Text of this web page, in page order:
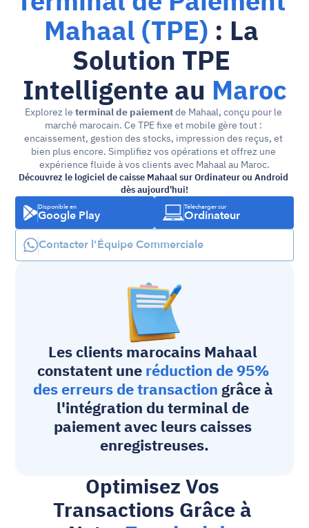
Mahaal (TPE) : La
Solution TPE
Intelligente au Maroc
Explorez le terminal de paiement de Mahaal, conçu pour le
marché marocain. Ce TPE fixe et mobile gère tout :
encaissement, gestion des stocks, impression des reçus, et
bien plus encore. Simplifiez vos opérations et offrez une
expérience fluide à vos clients avec Mahaal au Maroc.
Découvrez le logiciel de caisse Mahaal sur Ordinateur ou Android
dès aujourd'hui!
Disponible en
Google Play
Télécharger sur
Ordinateur
Contacter l'Équipe Commerciale
Les clients marocains Mahaal
constatent une réduction de 95%
des erreurs de transaction grâce à
l'intégration du terminal de
paiement avec leurs caisses
enregistreuses.
Optimisez Vos
Transactions Grâce à